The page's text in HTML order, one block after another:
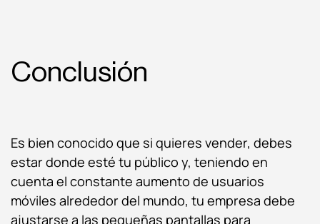
Conclusión
Es bien conocido que si quieres vender, debes
estar donde esté tu público y, teniendo en
cuenta el constante aumento de usuarios
móviles alrededor del mundo, tu empresa debe
ajustarse a las pequeñas pantallas para